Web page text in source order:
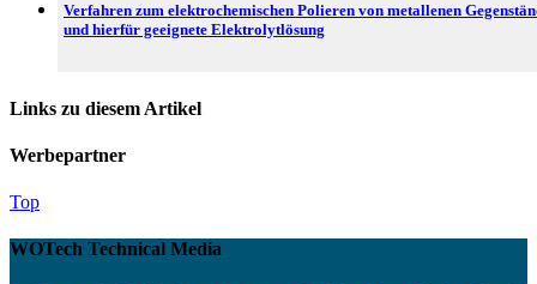
Verfahren zum elektrochemischen Polieren von metallenen
und hierfür geeignete Elektrolytlösung
Links zu diesem Artikel
Werbepartner
Top
WOTech Technical Media